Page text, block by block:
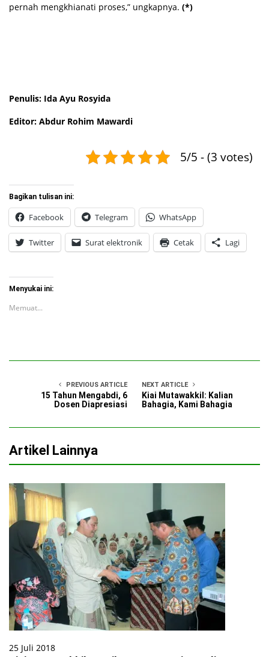
pernah mengkhianati proses,” ungkapnya. (*)
Penulis: Ida Ayu Rosyida
Editor: Abdur Rohim Mawardi
5/5 - (3 votes)
Bagikan tulisan ini:
Facebook Telegram WhatsApp
Twitter Surat elektronik Cetak Lagi
Menyukai ini:
Memuat...
PREVIOUS ARTICLE
15 Tahun Mengabdi, 6
Dosen Diapresiasi
NEXT ARTICLE
Kiai Mutawakkil: Kalian
Bahagia, Kami Bahagia
Artikel Lainnya
25 Juli 2018